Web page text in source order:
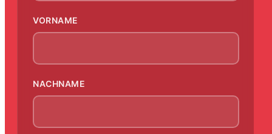
VORNAME
NACHNAME